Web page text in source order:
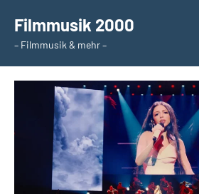
Inhalt
springen
Filmmusik 2000
– Filmmusik & mehr –